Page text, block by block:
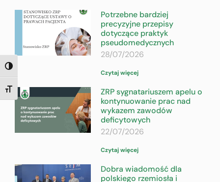
TOGGLE HIGH CONTRAST
TOGGLE FONT SIZE
Potrzebne bardziej
precyzyjne przepisy
dotyczące praktyk
pseudomedycznych
28/07/2026
Czytaj więcej
ZRP sygnatariuszem apelu o
kontynuowanie prac nad
wykazem zawodów
deficytowych
22/07/2026
Czytaj więcej
Dobra wiadomość dla
polskiego rzemiosła i